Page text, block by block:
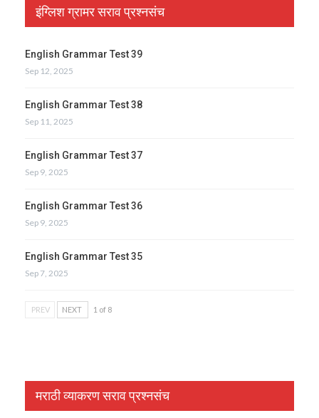
इंग्लिश ग्रामर सराव प्रश्नसंच
English Grammar Test 39
Sep 12, 2025
English Grammar Test 38
Sep 11, 2025
English Grammar Test 37
Sep 9, 2025
English Grammar Test 36
Sep 9, 2025
English Grammar Test 35
Sep 7, 2025
PREV NEXT 1 of 8
मराठी व्याकरण सराव प्रश्नसंच